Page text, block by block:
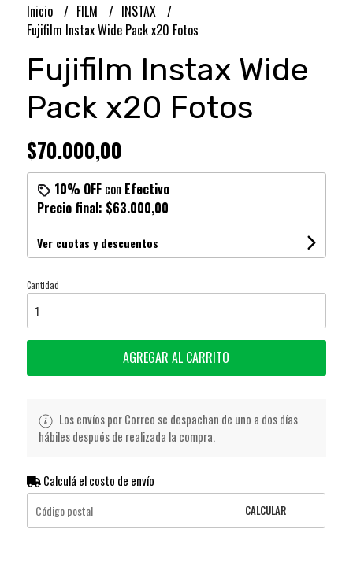
Inicio FILM
INSTAX
Fujifilm Instax Wide Pack x20 Fotos
Fujifilm Instax Wide
Pack x20 Fotos
$70.000,00
10% OFFcon Efectivo
Precio final: $63.000,00
Ver cuotas y descuentos
Cantidad
AGREGAR AL CARRITO
Los envíos por Correo se despachan de uno a dos días
hábiles después de realizada la compra.
Calculá el costo de envío
CALCULAR